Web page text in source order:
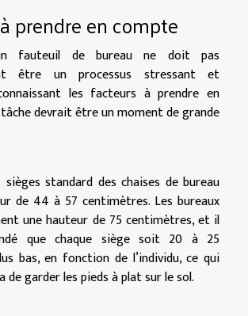
prendre en compte
fauteuil de bureau ne doit pas
être un processus stressant et
les facteurs à prendre en
devrait être un moment de grande
standard des chaises de bureau
de 44 à 57 centimètres. Les bureaux
une hauteur de 75 centimètres, et il
que chaque siège soit 20 à 25
bas, en fonction de l’individu, ce qui
garder les pieds à plat sur le sol.